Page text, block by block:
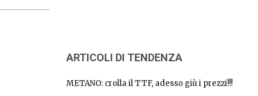
ARTICOLI DI TENDENZA
METANO: crolla il TTF, adesso giù i prezzi!!!